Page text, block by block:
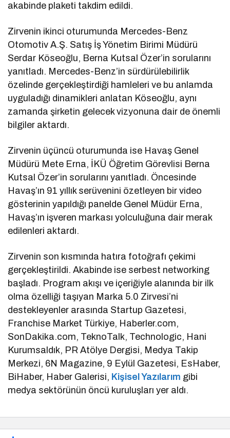
akabinde plaketi takdim edildi.
Zirvenin ikinci oturumunda Mercedes-Benz
Otomotiv A.Ş. Satış İş Yönetim Birimi Müdürü
Serdar Köseoğlu, Berna Kutsal Özer’in sorularını
yanıtladı. Mercedes-Benz’in sürdürülebilirlik
özelinde gerçekleştirdiği hamleleri ve bu anlamda
uyguladığı dinamikleri anlatan Köseoğlu, aynı
zamanda şirketin gelecek vizyonuna dair de önemli
bilgiler aktardı.
Zirvenin üçüncü oturumunda ise Havaş Genel
Müdürü Mete Erna, İKÜ Öğretim Görevlisi Berna
Kutsal Özer’in sorularını yanıtladı. Öncesinde
Havaş’ın 91 yıllık serüvenini özetleyen bir video
gösterinin yapıldığı panelde Genel Müdür Erna,
Havaş’ın işveren markası yolculuğuna dair merak
edilenleri aktardı.
Zirvenin son kısmında hatıra fotoğrafı çekimi
gerçekleştirildi. Akabinde ise serbest networking
başladı. Program akışı ve içeriğiyle alanında bir ilk
olma özelliği taşıyan Marka 5.0 Zirvesi’ni
destekleyenler arasında Startup Gazetesi,
Franchise Market Türkiye, Haberler.com,
SonDakika.com, TeknoTalk, Technologic, Hani
Kurumsaldık, PR Atölye Dergisi, Medya Takip
Merkezi, 6N Magazine, 9 Eylül Gazetesi, EsHaber,
BiHaber, Haber Galerisi, Kişisel Yazılarım gibi
medya sektörünün öncü kuruluşları yer aldı.